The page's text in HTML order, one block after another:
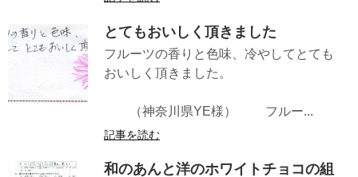
とてもおいしく頂きました
フルーツの香りと色味、冷やしてとても
おいしく頂きました。
（神奈川県YE様） フルー...
記事を読む
和のあんと洋のホワイトチョコの組